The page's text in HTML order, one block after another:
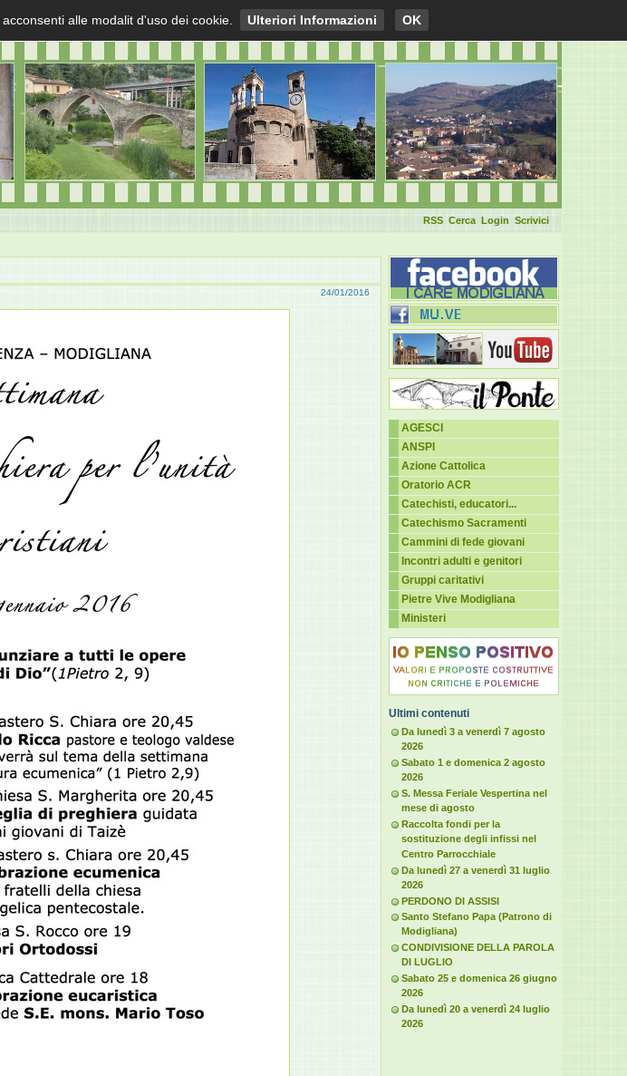
Scrivici
Login
Cerca
RSS
24/01/2016
AGESCI
ANSPI
Azione Cattolica
Oratorio ACR
Catechisti, educatori...
Catechismo Sacramenti
Cammini di fede giovani
Incontri adulti e genitori
Gruppi caritativi
Pietre Vive Modigliana
Ministeri
Ultimi contenuti
Da lunedì 3 a venerdì 7 agosto
2026
Sabato 1 e domenica 2 agosto
2026
S. Messa Feriale Vespertina nel
mese di agosto
Raccolta fondi per la
sostituzione degli infissi nel
Centro Parrocchiale
Da lunedì 27 a venerdì 31 luglio
2026
PERDONO DI ASSISI
Santo Stefano Papa (Patrono di
Modigliana)
CONDIVISIONE DELLA PAROLA
DI LUGLIO
Sabato 25 e domenica 26 giugno
2026
Da lunedì 20 a venerdì 24 luglio
2026
alle modalit d'uso dei cookie. Ulteriori Informazioni OK